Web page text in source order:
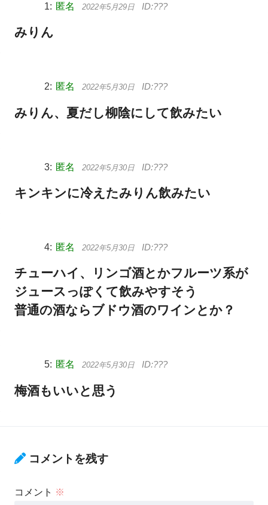
匿名 2022年5月29日
みりん
匿名 2022年5月30日
みりん、夏だし柳陰にして飲みたい
匿名 2022年5月30日
キンキンに冷えたみりん飲みたい
匿名 2022年5月30日
チューハイ、リンゴ酒とかフルーツ系が
ジュースっぽくて飲みやすそう
普通の酒ならブドウ酒のワインとか？
匿名 2022年5月30日
梅酒もいいと思う
コメントを残す
コメント ※